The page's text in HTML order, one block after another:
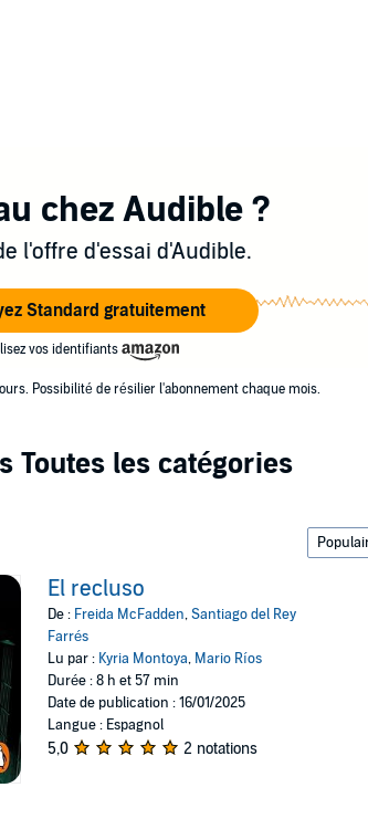
chez Audible ?
l'offre d'essai d'Audible.
Standard gratuitement
vos identifiants
Possibilité de résilier l'abonnement chaque mois.
Toutes les catégories
El recluso
De : Freida McFadden,Santiago del Rey
Farrés
Lu par : Kyria Montoya, Mario Ríos
Durée : 8 h et 57 min
Date de publication : 16/01/2025
Langue : Espagnol
5,0 2 notations